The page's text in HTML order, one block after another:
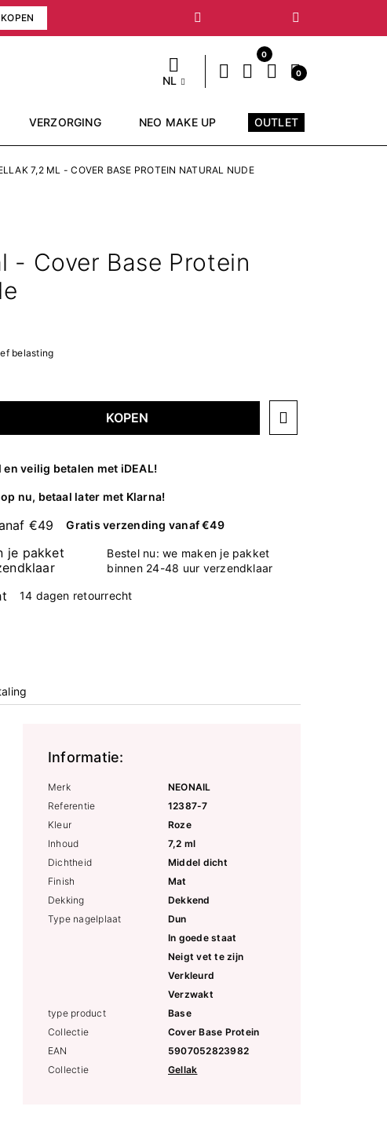
KOPEN Volgende
NL
0
0
VERZORGING NEO MAKE UP OUTLET
7,2 ML - COVER BASE PROTEIN NATURAL NUDE
- Cover Base Protein
belasting
KOPEN
en veilig betalen met iDEAL!
nu, betaal later met Klarna!
Gratis verzending vanaf €49
Bestel nu: we maken je pakket
binnen 24-48 uur verzendklaar
14 dagen retourrecht
Informatie:
Merk
NEONAIL
Referentie
12387-7
Kleur
Roze
Inhoud
7,2 ml
Dichtheid
Middel dicht
Finish
Mat
Dekking
Dekkend
Type nagelplaat
Dun
In goede staat
Neigt vet te zijn
Verkleurd
Verzwakt
type product
Base
Collectie
Cover Base Protein
EAN
5907052823982
Collectie
Gellak